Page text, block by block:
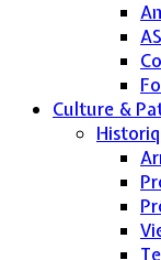
Culture &